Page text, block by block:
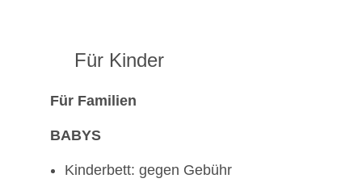
Für Kinder
Für Familien
BABYS
Kinderbett: gegen Gebühr